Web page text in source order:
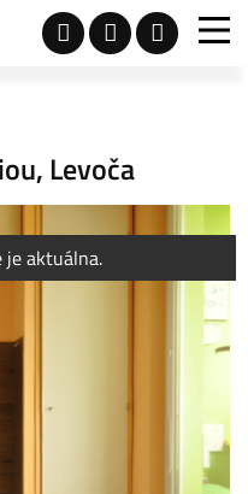
Levoča
je aktuálna.